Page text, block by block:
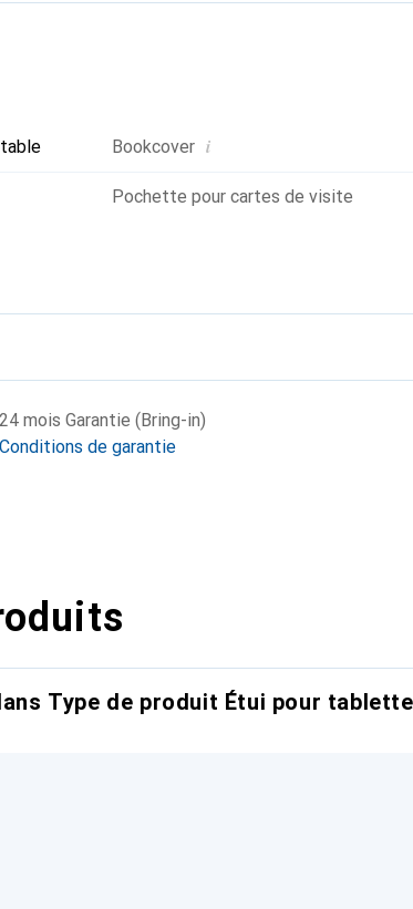
Bookcover i
Pochette pour cartes de visite
24 mois Garantie (Bring-in)
Conditions de garantie
Type de produit Étui pour tablette